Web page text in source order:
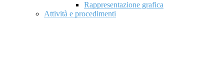
Rappresentazione grafica
Attività e procedimenti